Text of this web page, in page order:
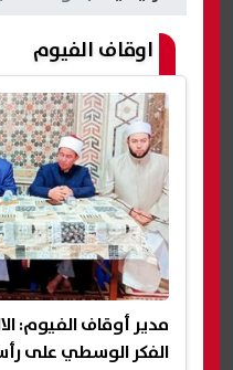
اوقاف الفيوم
مدير أوقاف الفيوم:
الفكر الوسطي على